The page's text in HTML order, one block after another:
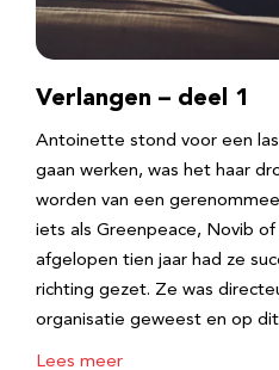
Verlangen – deel 1
Antoinette stond voor een
gaan werken, was het haar
worden van een
iets als Greenpeace, Novib
afgelopen tien jaar had ze
richting gezet. Ze was
organisatie geweest en op
Lees meer